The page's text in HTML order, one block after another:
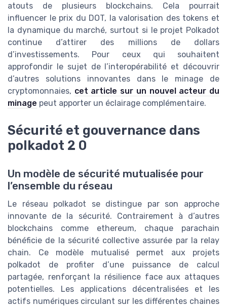
atouts de plusieurs blockchains. Cela pourrait
influencer le prix du DOT, la valorisation des tokens et
la dynamique du marché, surtout si le projet Polkadot
continue d’attirer des millions de dollars
d’investissements. Pour ceux qui souhaitent
approfondir le sujet de l’interopérabilité et découvrir
d’autres solutions innovantes dans le minage de
cryptomonnaies, cet article sur un nouvel acteur du
minage peut apporter un éclairage complémentaire.
Sécurité et gouvernance dans
polkadot 2 0
Un modèle de sécurité mutualisée pour
l’ensemble du réseau
Le réseau polkadot se distingue par son approche
innovante de la sécurité. Contrairement à d’autres
blockchains comme ethereum, chaque parachain
bénéficie de la sécurité collective assurée par la relay
chain. Ce modèle mutualisé permet aux projets
polkadot de profiter d’une puissance de calcul
partagée, renforçant la résilience face aux attaques
potentielles. Les applications décentralisées et les
actifs numériques circulant sur les différentes chaines